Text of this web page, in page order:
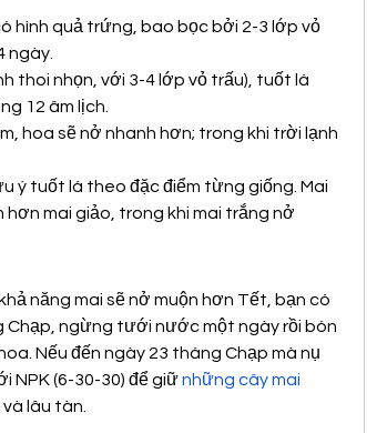
hình quả trứng, bao bọc bởi 2-3 lớp vỏ
ngày.
thoi nhọn, với 3-4 lớp vỏ trấu), tuốt lá
12 âm lịch.
hoa sẽ nở nhanh hơn; trong khi trời lạnh
ý tuốt lá theo đặc điểm từng giống. Mai
mai giảo, trong khi mai trắng nở
năng mai sẽ nở muộn hơn Tết, bạn có
ngừng tưới nước một ngày rồi bón
Nếu đến ngày 23 tháng Chạp mà nụ
NPK (6-30-30) để giữ những cây mai
lâu tàn.